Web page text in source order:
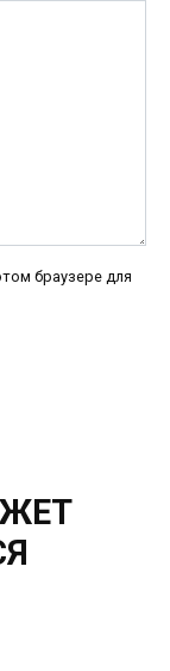
браузере для